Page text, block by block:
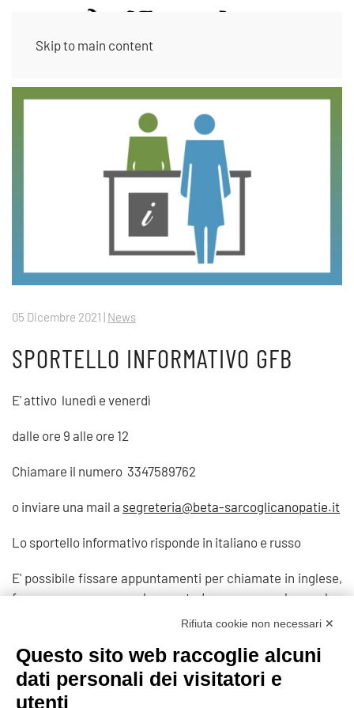
Skip to main content
05 Dicembre 2021 | News
SPORTELLO INFORMATIVO GFB
E' attivo lunedì e venerdì
dalle ore 9 alle ore 12
Chiamare il numero 3347589762
o inviare una mail a segreteria@beta-sarcoglicanopatie.it
Lo sportello informativo risponde in italiano e russo
E' possibile fissare appuntamenti per chiamate in inglese,
francese, romeno, polacco, tedesco, spagnolo, arabo,
Prec Avanti
Rifiuta cookie non necessari ✕
Questo sito web raccoglie alcuni
dati personali dei visitatori e
utenti